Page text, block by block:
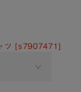
ツ [s7907471]